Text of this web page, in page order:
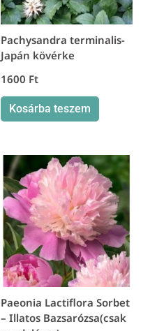
Pachysandra terminalis-
Japán kövérke
1600 Ft
Kosárba teszem
Paeonia Lactiflora Sorbet
– Illatos Bazsarózsa(csak